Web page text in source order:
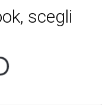
scegli